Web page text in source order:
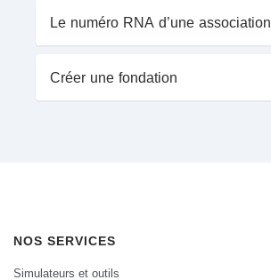
Le numéro RNA d’une association
Créer une fondation
NOS SERVICES
Simulateurs et outils